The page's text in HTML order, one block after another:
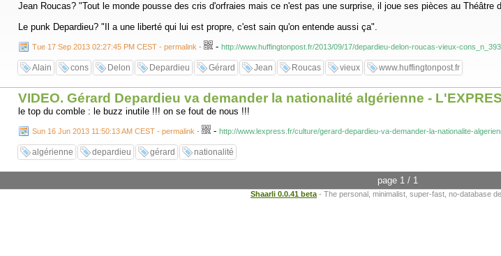
Jean Roucas? "Tout le monde pousse des cris d'orfraies mais ce n'est pas une surprise, il joue ses pièces au
Le punk Depardieu? "Il a une liberté qui lui est propre, c'est sain qu'on entende aussi ça".
Tue 17 Sep 2013 02:27:45 PM CEST - permalink - - http://www.huffingtonpost.fr/2013/09/17/depardieu-delon-roucas-vieux-
Alain cons Delon Depardieu Gérard Jean Roucas vieux www.huffingtonpost.fr
VIDEO. Gérard Depardieu va demander la nationalité algérienne -
le top du comble : le buzz inutile !!! on se fout de nous !!!
Sun 16 Jun 2013 11:50:13 AM CEST - permalink - - http://www.lexpress.fr/culture/gerard-depardieu-va-demander-la-nationalite-
algérienne depardieu gérard nationalité
page 1 / 1
Shaarli 0.0.41 beta - The personal, minimalist, super-fast, no-database